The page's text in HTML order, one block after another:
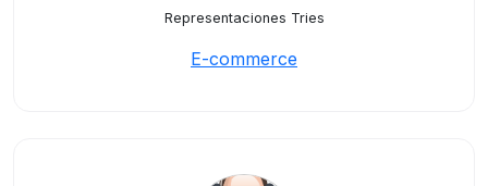
Representaciones Tries
E-commerce